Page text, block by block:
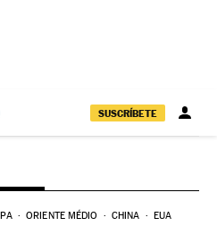
SUSCRÍBETE
ORIENTE MÉDIO CHINA EUA